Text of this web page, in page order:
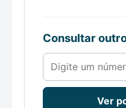
Consultar
Número de 1 a
Ver